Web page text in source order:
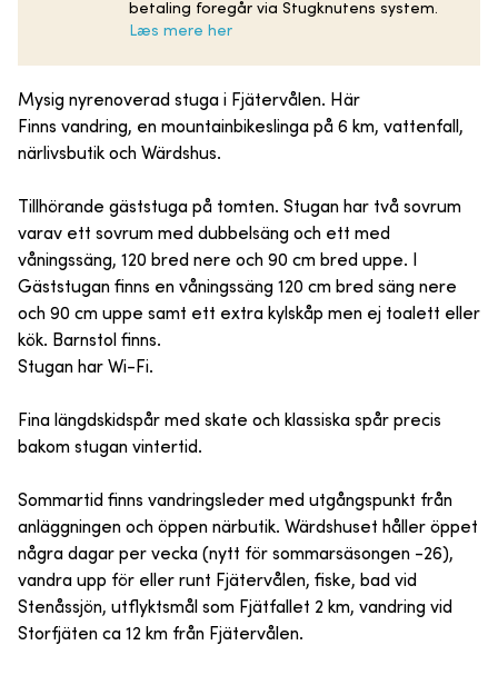
betaling foregår via Stugknutens system.
Læs mere her
Mysig nyrenoverad stuga i Fjätervålen. Här
Finns vandring, en mountainbikeslinga på 6 km, vattenfall,
närlivsbutik och Wärdshus.
Tillhörande gäststuga på tomten. Stugan har två sovrum
varav ett sovrum med dubbelsäng och ett med
våningssäng, 120 bred nere och 90 cm bred uppe. I
Gäststugan finns en våningssäng 120 cm bred säng nere
och 90 cm uppe samt ett extra kylskåp men ej toalett eller
kök. Barnstol finns.
Stugan har Wi-Fi.
Fina längdskidspår med skate och klassiska spår precis
bakom stugan vintertid.
Sommartid finns vandringsleder med utgångspunkt från
anläggningen och öppen närbutik. Wärdshuset håller öppet
några dagar per vecka (nytt för sommarsäsongen -26),
vandra upp för eller runt Fjätervålen, fiske, bad vid
Stenåssjön, utflyktsmål som Fjätfallet 2 km, vandring vid
Storfjäten ca 12 km från Fjätervålen.